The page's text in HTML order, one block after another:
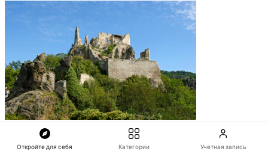
Откройте для себя Категории Учетная запись